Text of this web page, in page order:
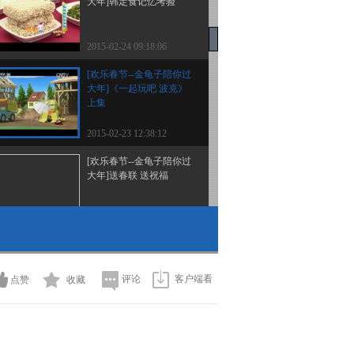
2015-02-24 09:18:06
[欢乐春节--金龟子陪你过
大年]《一起玩吧 波克》
上集
2015-02-23 12:38:12
[欢乐春节--金龟子陪你过
大年]送春联 送祝福
2015-02-23 11:45:11
点赞 收藏 评论 客户端看